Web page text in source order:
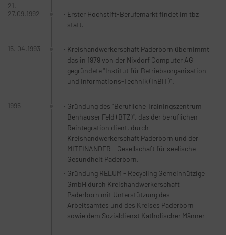
21. -
27.09.1992
Erster Hochstift-Berufemarkt findet im tbz
statt.
15. 04.1993
Kreishandwerkerschaft Paderborn übernimmt
das in 1979 von der Nixdorf Computer AG
gegründete "Institut für Betriebsorganisation
und Informations-Technik (InBIT)".
1995
Gründung des "Berufliche Trainingszentrum
Benhauser Feld (BTZ)", das der beruflichen
Reintegration dient, durch
Kreishandwerkerschaft Paderborn und der
MITEINANDER - Gesellschaft für seelische
Gesundheit Paderborn.
Gründung RELUM - Recycling Gemeinnützige
GmbH durch Kreishandwerkerschaft
Paderborn mit Unterstützung des
Arbeitsamtes und des Kreises Paderborn
sowie dem Sozialdienst Katholischer Männer